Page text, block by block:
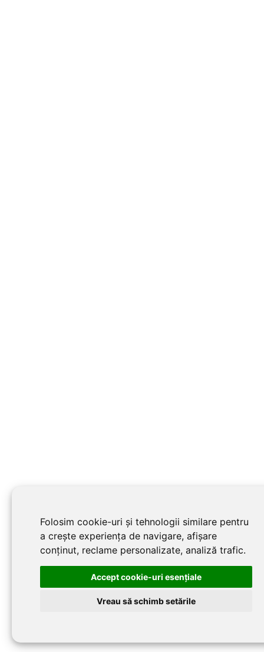
Folosim cookie-uri și tehnologii similare pentru
a crește experiența de navigare, afișare
conținut, reclame personalizate, analiză trafic.
Accept cookie-uri esenţiale
Vreau să schimb setările